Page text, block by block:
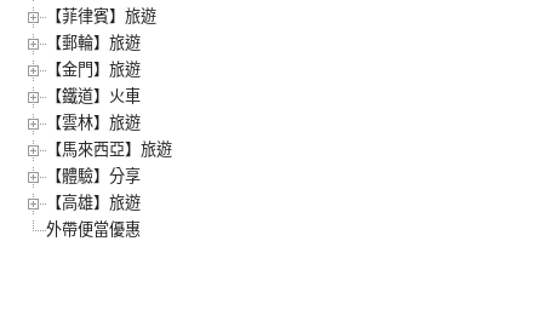
【菲律賓】旅遊
【郵輪】旅遊
【金門】旅遊
【鐵道】火車
【雲林】旅遊
【馬來西亞】旅遊
【體驗】分享
【高雄】旅遊
外帶便當優惠